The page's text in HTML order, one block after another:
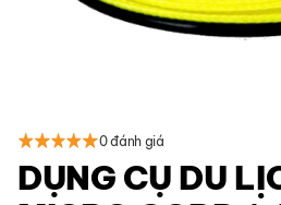
0 đánh giá
DỤNG CỤ DU